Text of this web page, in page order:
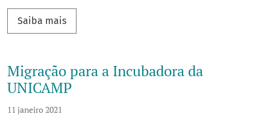
Saiba maisSaiba mais sobre Chamada de artigos para
Migração para a Incubadora da
UNICAMP
11 janeiro 2021